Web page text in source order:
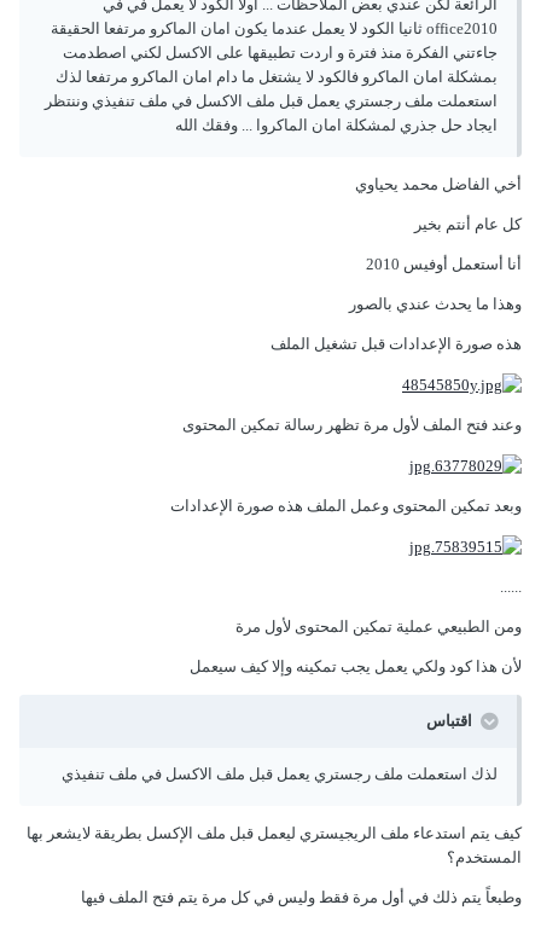
الرائعة لكن عندي بعض الملاحظات ... اولا الكود لا يعمل في في
office2010 ثانيا الكود لا يعمل عندما يكون امان الماكرو مرتفعا الحقيقة
جاءتني الفكرة منذ فترة و اردت تطبيقها على الاكسل لكني اصطدمت
بمشكلة امان الماكرو فالكود لا يشتغل ما دام امان الماكرو مرتفعا لذك
استعملت ملف رجستري يعمل قبل ملف الاكسل في ملف تنفيذي وننتظر
ايجاد حل جذري لمشكلة امان الماكروا ... وفقك الله
أخي الفاضل محمد يحياوي
كل عام أنتم بخير
أنا أستعمل أوفيس 2010
وهذا ما يحدث عندي بالصور
هذه صورة الإعدادات قبل تشغيل الملف
وعند فتح الملف لأول مرة تظهر رسالة تمكين المحتوى
وبعد تمكين المحتوى وعمل الملف هذه صورة الإعدادات
......
ومن الطبيعي عملية تمكين المحتوى لأول مرة
لأن هذا كود ولكي يعمل يجب تمكينه وإلا كيف سيعمل
اقتباس
لذك استعملت ملف رجستري يعمل قبل ملف الاكسل في ملف تنفيذي
كيف يتم استدعاء ملف الريجيستري ليعمل قبل ملف الإكسل بطريقة لايشعر بها
المستخدم؟
وطبعاً يتم ذلك في أول مرة فقط وليس في كل مرة يتم فتح الملف فيها